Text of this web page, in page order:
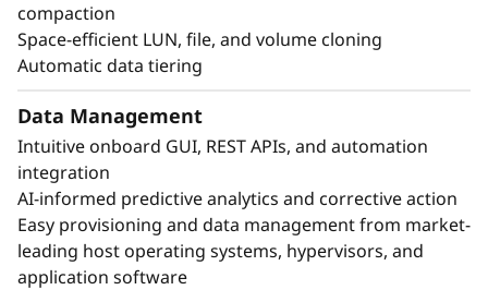
Autenticación de múltiples factores y control
de acceso basados en roles.
Protección autónoma contra ransomware
Simplifique las copias de seguridad y la
recuperación con protección de datos
consecuente con la aplicación.
Logre continuidad de la empresa y rápida
recuperación de desastres con nula pérdida
de datos y nulo tiempo de inactividad.
compaction
Space-efficient LUN, file, and volume cloning
Automatic data tiering
Data Management
Intuitive onboard GUI, REST APIs, and automation
integration
AI-informed predictive analytics and corrective action
Easy provisioning and data management from market-
leading host operating systems, hypervisors, and
application software